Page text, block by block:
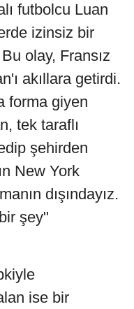
futbolcu Luan
izinsiz bir
olay, Fransız
akıllara getirdi.
forma giyen
tek taraflı
şehirden
New York
dışındayız.
şey"
ise bir